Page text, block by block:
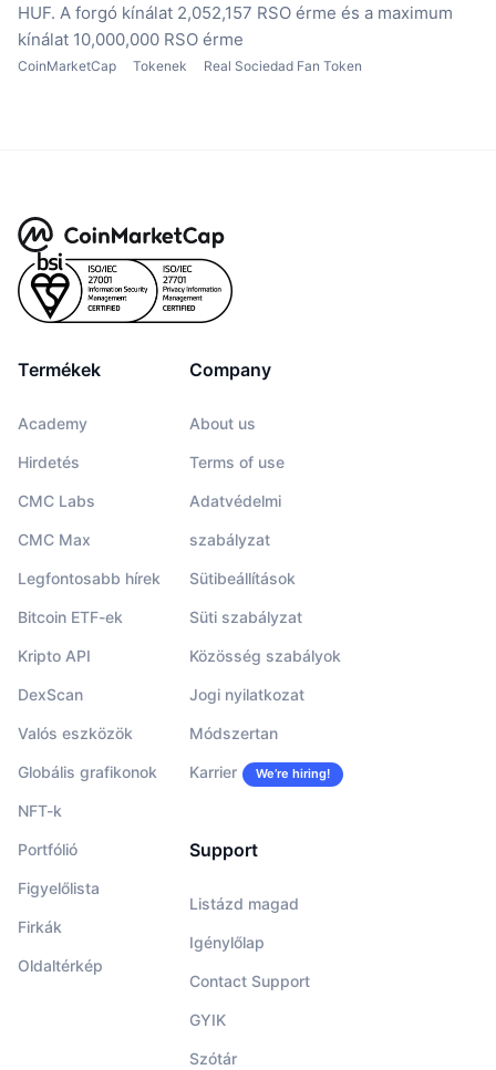
HUF. A forgó kínálat 2,052,157 RSO érme és a maximum
kínálat 10,000,000 RSO érme
CoinMarketCap Tokenek Real Sociedad Fan Token
Termékek
Academy
Hirdetés
CMC Labs
CMC Max
Legfontosabb hírek
Bitcoin ETF-ek
Kripto API
DexScan
Valós eszközök
Globális grafikonok
NFT-k
Portfólió
Figyelőlista
Firkák
Oldaltérkép
Company
About us
Terms of use
Adatvédelmi
szabályzat
Sütibeállítások
Süti szabályzat
Közösség szabályok
Jogi nyilatkozat
Módszertan
Karrier We’re hiring!
Support
Listázd magad
Igénylőlap
Contact Support
GYIK
Szótár